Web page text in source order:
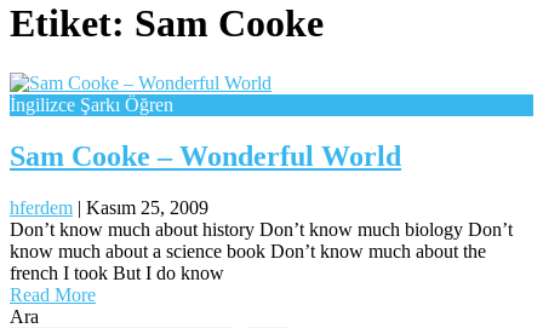
Etiket: Sam Cooke
İngilizce Şarkı Öğren
Sam Cooke – Wonderful World
hferdem | Kasım 25, 2009
Don’t know much about history Don’t know much biology Don’t
know much about a science book Don’t know much about the
french I took But I do know
Read More
Ara